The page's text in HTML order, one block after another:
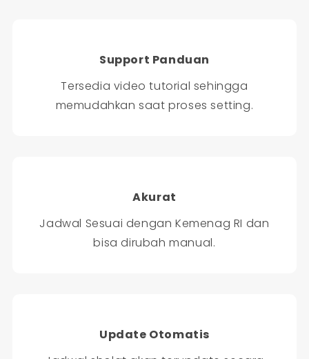
Support Panduan
Tersedia video tutorial sehingga
memudahkan saat proses setting.
Akurat
Jadwal Sesuai dengan Kemenag RI dan
bisa dirubah manual.
Update Otomatis